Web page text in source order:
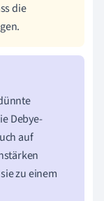
die
Debye-
auf
zu einem